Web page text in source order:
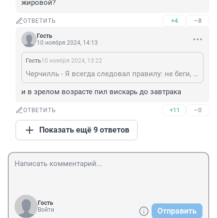
жировой?
ОТВЕТИТЬ +4 –8
Гость
10 ноября 2024, 14:13
Гость10 ноября 2024, 13:22
Черчилль - Я всегда следовал правилу: не беги, если можешь стоять; не стой, если можешь сидеть; не сиди, если можешь лежать. Своим долголетием я обязан спорту. Я им никогда не занимался;
и в зрелом возрасте пил вискарь до завтрака
ОТВЕТИТЬ +11 –0
Показать ещё 9 ответов
Гость
Войти
Отправить